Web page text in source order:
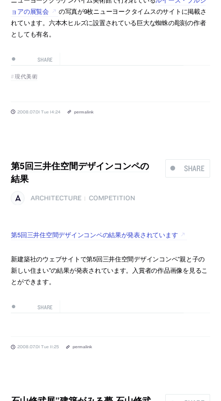
ョアの展覧会
の写真が9枚ニューヨークタイムスのサイトに掲載さ
れています。六本木ヒルズに設置されている巨大な蜘蛛の彫刻の作者
としても有名。
SHARE
現代美術
2008.07.01 Tue 14:24 permalink
SHARE
第5回三井住空間デザインコンペの
結果
ARCHITECTURE COMPETITION
第5回三井住空間デザインコンペの結果が発表されています
新建築社のウェブサイトで第5回三井住空間デザインコンペ”親と子の
新しい住まい”の結果が発表されています。入賞者の作品画像を見るこ
とができます。
SHARE
2008.07.01 Tue 11:25 permalink